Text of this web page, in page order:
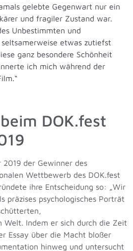
gelebte Gegenwart nur ein
und fragiler Zustand war.
Unbestimmten und
etwas zutiefst
ganz besondere Schönheit
ich mich während der
DOK.fest
2019 der Gewinner des
Wettbewerb des DOK.fest
ihre Entscheidung so: „Wir
präzises psychologisches Porträt
Welt. Indem er sich durch die Zeit
Essay über die Macht bloßer
hinweg und untersucht